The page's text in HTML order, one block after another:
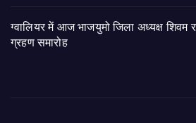
ग्वालियर में आज भाजयुमो जिला अध्यक्ष शिवम
ग्रहण समारोह